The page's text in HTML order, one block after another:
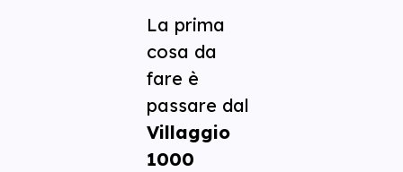
La prima
cosa da
fare è
passare dal
Villaggio
1000